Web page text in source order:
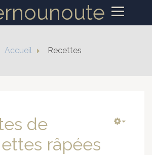
Accueil Recettes
de
râpées